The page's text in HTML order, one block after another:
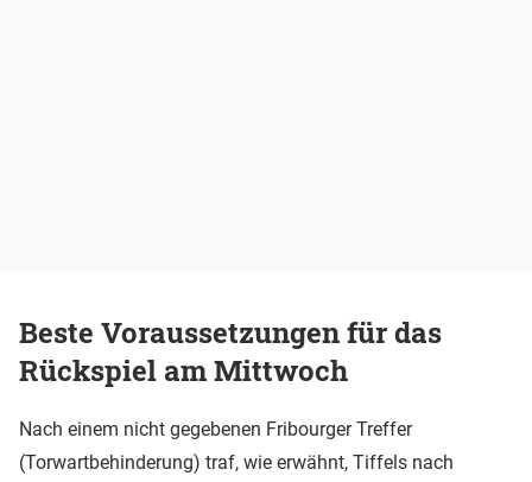
Beste Voraussetzungen für das
Rückspiel am Mittwoch
Nach einem nicht gegebenen Fribourger Treffer
(Torwartbehinderung) traf, wie erwähnt, Tiffels nach